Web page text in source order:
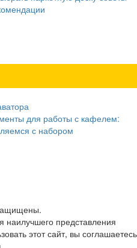
для работы с кафелем:
с набором
представления
этот сайт, вы соглашаетесь